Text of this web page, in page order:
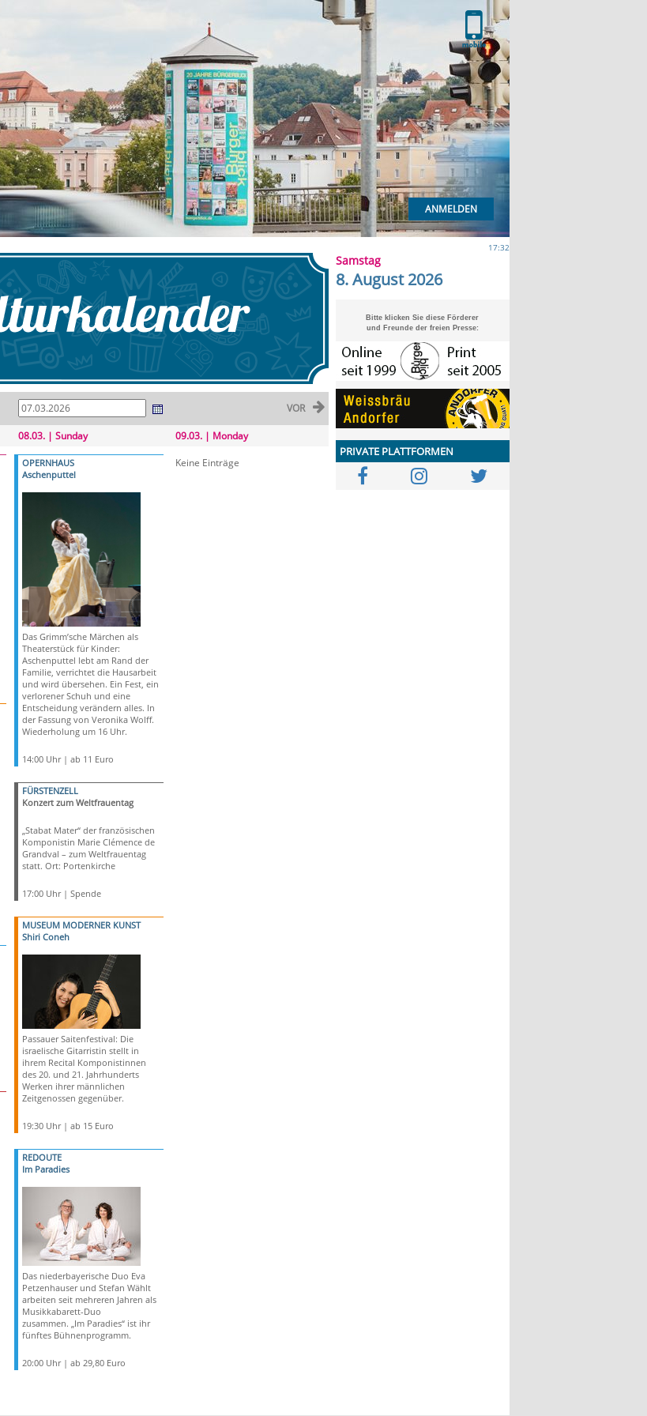
ANMELDEN
VOR
08.03. | Sunday
OPERNHAUS
Aschenputtel
Das Grimm’sche Märchen als
Theaterstück für Kinder:
Aschenputtel lebt am Rand der
Familie, verrichtet die Hausarbeit
und wird übersehen. Ein Fest, ein
verlorener Schuh und eine
Entscheidung verändern alles. In
der Fassung von Veronika Wolff.
Wiederholung um 16 Uhr.
14:00 Uhr | ab 11 Euro
FÜRSTENZELL
Konzert zum Weltfrauentag
„Stabat Mater“ der französischen
Komponistin Marie Clémence de
Grandval – zum Weltfrauentag
statt. Ort: Portenkirche
17:00 Uhr | Spende
MUSEUM MODERNER KUNST
Shiri Coneh
Passauer Saitenfestival: Die
israelische Gitarristin stellt in
ihrem Recital Komponistinnen
des 20. und 21. Jahrhunderts
Werken ihrer männlichen
Zeitgenossen gegenüber.
19:30 Uhr | ab 15 Euro
REDOUTE
Im Paradies
Das niederbayerische Duo Eva
Petzenhauser und Stefan Wählt
arbeiten seit mehreren Jahren als
Musikkabarett-Duo
zusammen. „Im Paradies“ ist ihr
fünftes Bühnenprogramm.
20:00 Uhr | ab 29,80 Euro
09.03. | Monday
Keine Einträge
17:32
Samstag
8. August 2026
Bitte klicken Sie diese Förderer
und Freunde der freien Presse:
PRIVATE PLATTFORMEN